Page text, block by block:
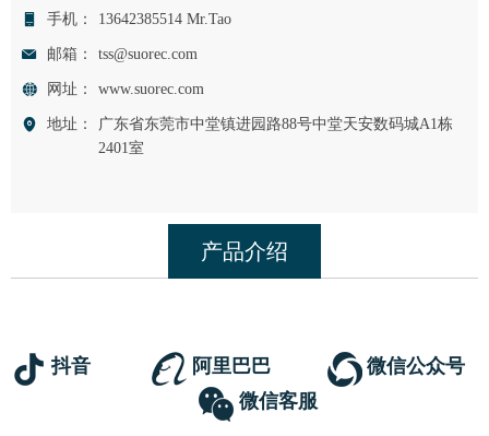
抖音 阿里巴巴
微信公众号
微信客服
产品介绍
手机： 13642385514 Mr.Tao
邮箱： tss@suorec.com
网址： www.suorec.com
地址：
广东省东莞市中堂镇进园路88号中堂天安数码城A1栋
2401室